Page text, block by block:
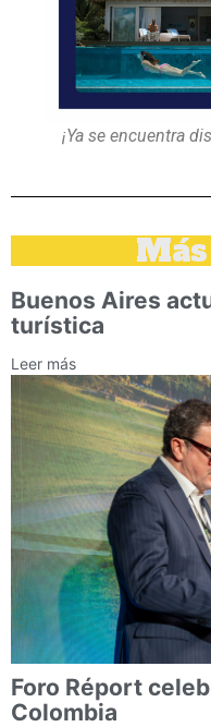
¡Ya se encuentra
Buenos Aires
turística
Leer más
Foro Réport
Colombia